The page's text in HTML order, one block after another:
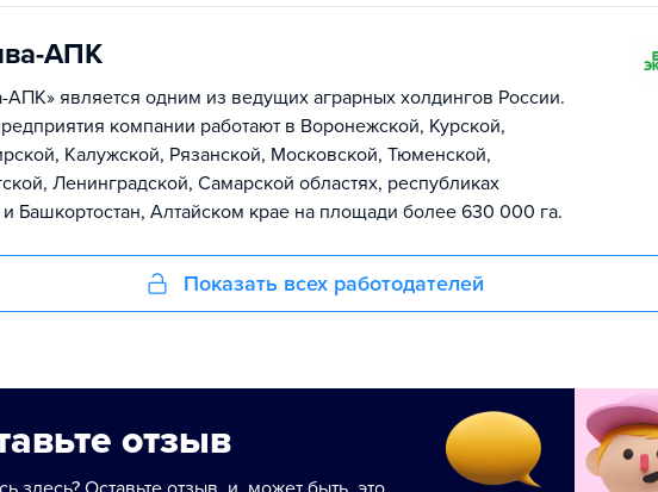
АПК
АПК» является одним из ведущих аграрных холдингов России.
компании работают в Воронежской, Курской,
Калужской, Рязанской, Московской, Тюменской,
Ленинградской, Самарской областях, республиках
и Башкортостан, Алтайском крае на площади более 630 000 га.
Показать всех работодателей
отзыв